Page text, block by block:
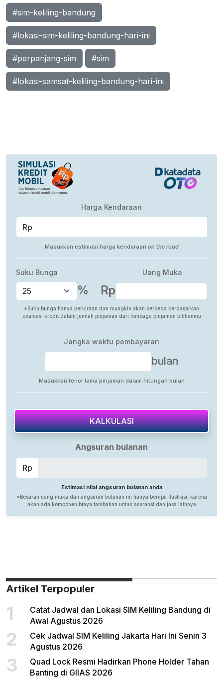
#sim-keliling-bandung
#lokasi-sim-keliling-bandung-hari-ini
#perpanjang-sim #sim
#lokasi-samsat-keliling-bandung-hari-ini
Artikel Terpopuler
1
Catat Jadwal dan Lokasi SIM Keliling Bandung di
Awal Agustus 2026
2
Cek Jadwal SIM Keliling Jakarta Hari Ini Senin 3
Agustus 2026
3
Quad Lock Resmi Hadirkan Phone Holder Tahan
Banting di GIIAS 2026